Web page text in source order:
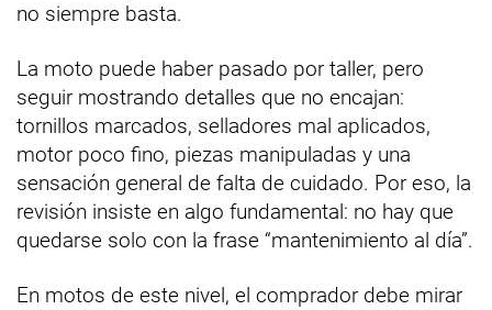
no siempre basta.
La moto puede haber pasado por taller, pero
seguir mostrando detalles que no encajan:
tornillos marcados, selladores mal aplicados,
motor poco fino, piezas manipuladas y una
sensación general de falta de cuidado. Por eso, la
revisión insiste en algo fundamental: no hay que
quedarse solo con la frase “mantenimiento al día”.
En motos de este nivel, el comprador debe mirar